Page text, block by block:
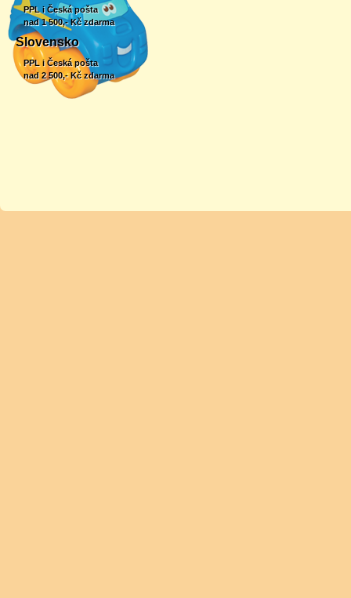
PPL i Česká pošta
nad 1 500,- Kč zdarma
Slovensko
PPL i Česká pošta
nad 2 500,- Kč zdarma